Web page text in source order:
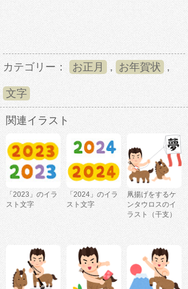
カテゴリー： お正月 , お年賀状 ,
文字
関連イラスト
「2023」のイラ
スト文字
「2024」のイラ
スト文字
凧揚げをするケ
ンタウロスのイ
ラスト（干支）